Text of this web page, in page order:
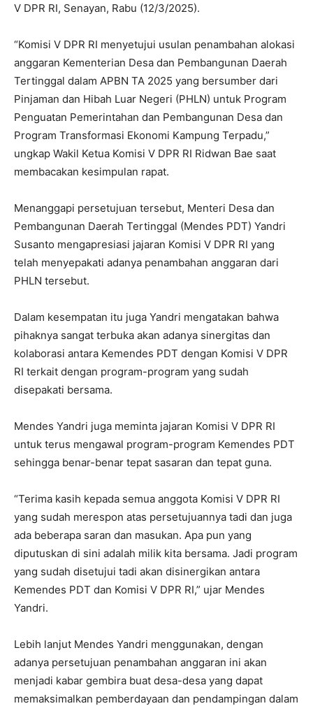
V DPR RI, Senayan, Rabu (12/3/2025).
“Komisi V DPR RI menyetujui usulan penambahan alokasi
anggaran Kementerian Desa dan Pembangunan Daerah
Tertinggal dalam APBN TA 2025 yang bersumber dari
Pinjaman dan Hibah Luar Negeri (PHLN) untuk Program
Penguatan Pemerintahan dan Pembangunan Desa dan
Program Transformasi Ekonomi Kampung Terpadu,”
ungkap Wakil Ketua Komisi V DPR RI Ridwan Bae saat
membacakan kesimpulan rapat.
Menanggapi persetujuan tersebut, Menteri Desa dan
Pembangunan Daerah Tertinggal (Mendes PDT) Yandri
Susanto mengapresiasi jajaran Komisi V DPR RI yang
telah menyepakati adanya penambahan anggaran dari
PHLN tersebut.
Dalam kesempatan itu juga Yandri mengatakan bahwa
pihaknya sangat terbuka akan adanya sinergitas dan
kolaborasi antara Kemendes PDT dengan Komisi V DPR
RI terkait dengan program-program yang sudah
disepakati bersama.
Mendes Yandri juga meminta jajaran Komisi V DPR RI
untuk terus mengawal program-program Kemendes PDT
sehingga benar-benar tepat sasaran dan tepat guna.
“Terima kasih kepada semua anggota Komisi V DPR RI
yang sudah merespon atas persetujuannya tadi dan juga
ada beberapa saran dan masukan. Apa pun yang
diputuskan di sini adalah milik kita bersama. Jadi program
yang sudah disetujui tadi akan disinergikan antara
Kemendes PDT dan Komisi V DPR RI,” ujar Mendes
Yandri.
Lebih lanjut Mendes Yandri menggunakan, dengan
adanya persetujuan penambahan anggaran ini akan
menjadi kabar gembira buat desa-desa yang dapat
memaksimalkan pemberdayaan dan pendampingan dalam